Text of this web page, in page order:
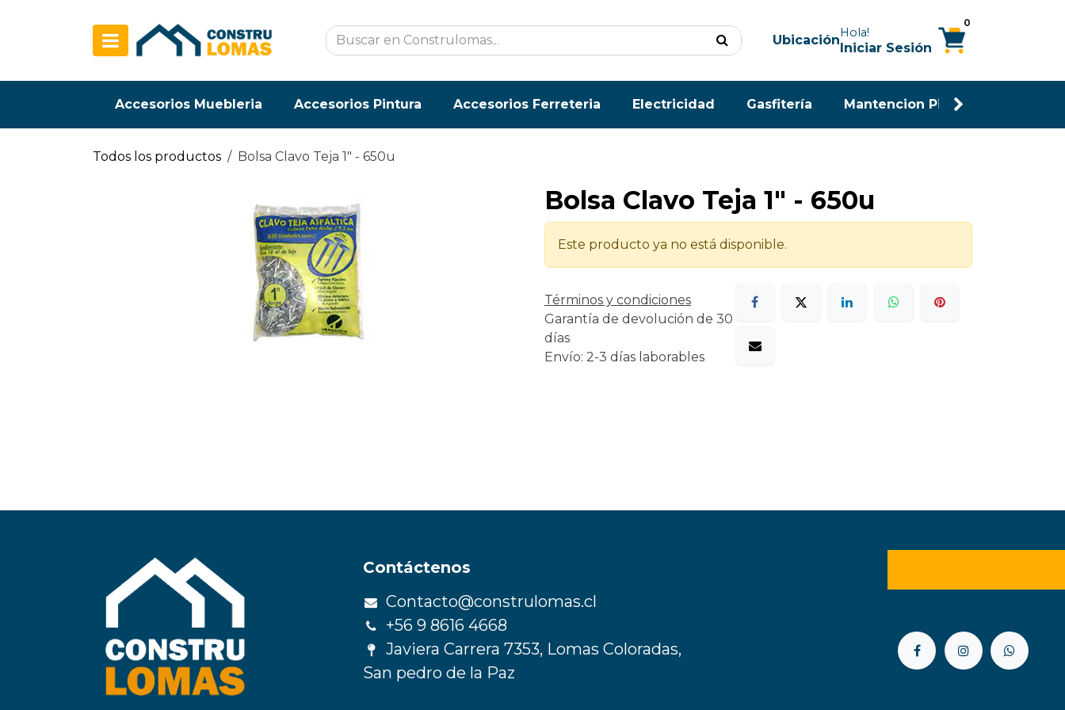
UbicaciónHola!
Iniciar Sesión
0
Accesorios Muebleria Accesorios Pintura Accesorios Ferreteria Electricidad Gasfitería Mantencion Piscina
Todos los productos Bolsa Clavo Teja 1" - 650u
Bolsa Clavo Teja 1" - 650u
Este producto ya no está disponible.
Términos y condiciones
Garantía de devolución de 30
días
Envío: 2-3 días laborables
Contáctenos
Contacto@construlomas.cl
+56 9 8616 4668
Javiera Carrera 7353, Lomas Coloradas,
San pedro de la Paz